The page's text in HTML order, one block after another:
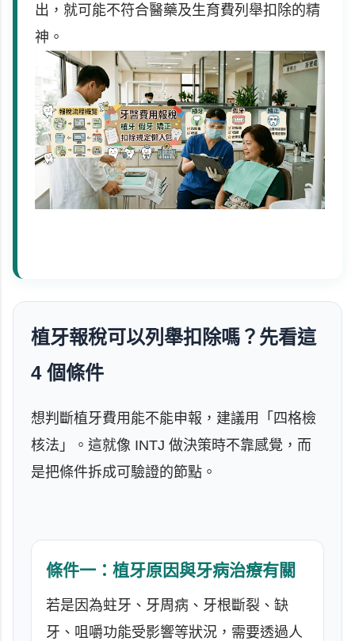
出，就可能不符合醫藥及生育費列舉扣除的精
神。
植牙報稅可以列舉扣除嗎？先看這
4 個條件
想判斷植牙費用能不能申報，建議用「四格檢
核法」。這就像 INTJ 做決策時不靠感覺，而
是把條件拆成可驗證的節點。
條件一：植牙原因與牙病治療有關
若是因為蛀牙、牙周病、牙根斷裂、缺
牙、咀嚼功能受影響等狀況，需要透過人